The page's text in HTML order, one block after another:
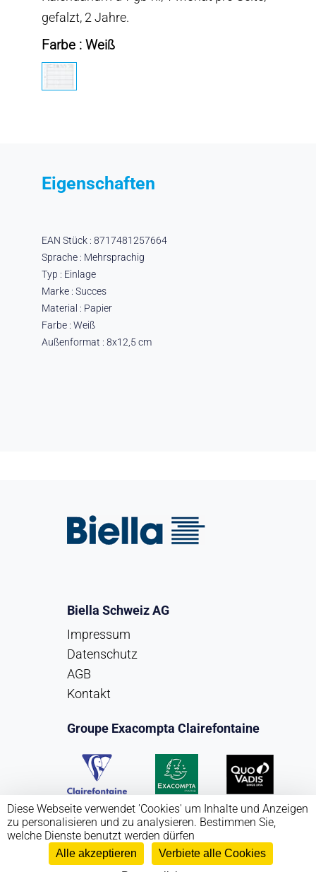
gefalzt, 2 Jahre.
Farbe : Weiß
Eigenschaften
EAN Stück : 8717481257664
Sprache : Mehrsprachig
Typ : Einlage
Marke : Succes
Material : Papier
Farbe : Weiß
Außenformat : 8x12,5 cm
Biella Schweiz AG
Impressum
Datenschutz
AGB
Kontakt
Groupe Exacompta Clairefontaine
Diese Webseite verwendet 'Cookies' um Inhalte und Anzeigen
zu personalisieren und zu analysieren. Bestimmen Sie,
welche Dienste benutzt werden dürfen
Alle akzeptieren
Verbiete alle Cookies